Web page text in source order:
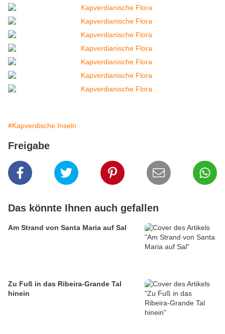
#Kapverdische Inseln
Freigabe
Das könnte Ihnen auch gefallen
Am Strand von Santa Maria auf Sal
Zu Fuß in das Ribeira-Grande Tal
hinein